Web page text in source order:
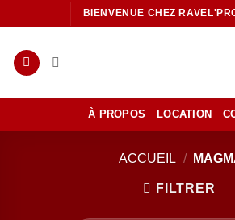
au
contenu
BIENVENUE CHEZ
À PROPOS LOCATION
ACCUEIL /
FILTRER